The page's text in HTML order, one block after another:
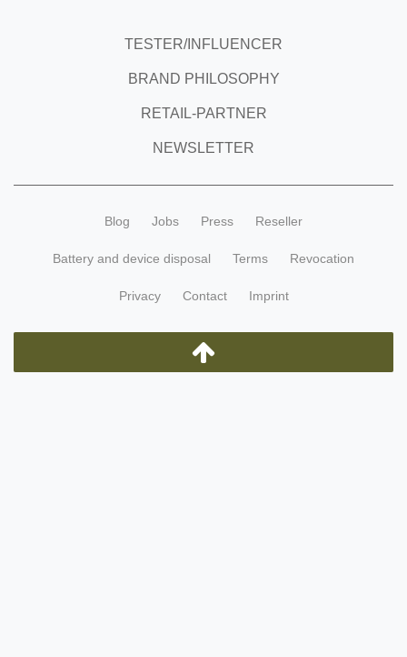
TESTER/INFLUENCER
BRAND PHILOSOPHY
RETAIL-PARTNER
NEWSLETTER
Blog Jobs Press Reseller
Battery and device disposal Terms Revocation
Privacy Contact Imprint